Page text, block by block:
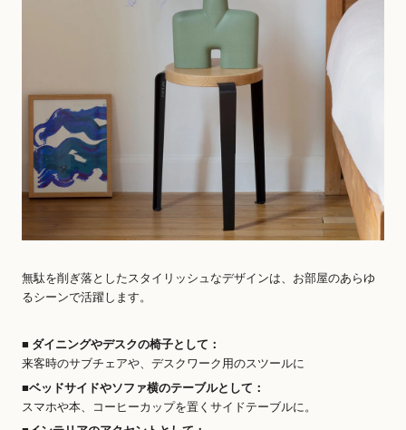
無駄を削ぎ落としたスタイリッシュなデザインは、お部屋のあらゆ
るシーンで活躍します。
■ ダイニングやデスクの椅子として：
来客時のサブチェアや、デスクワーク用のスツールに
■ベッドサイドやソファ横のテーブルとして：
スマホや本、コーヒーカップを置くサイドテーブルに。